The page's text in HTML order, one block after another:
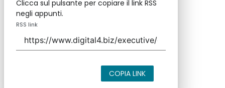
Clicca sul pulsante per copiare il link RSS
negli appunti.
RSS link
COPIA LINK